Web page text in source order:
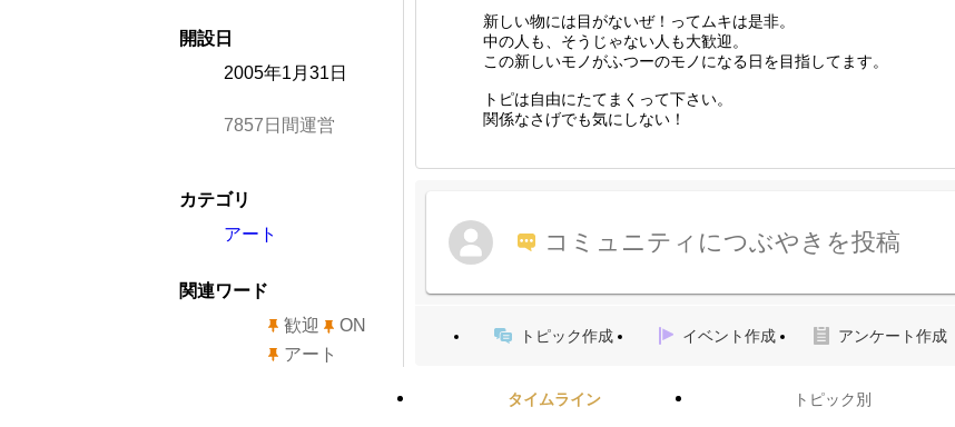
新しい物には目がないぜ！ってムキは是非。
中の人も、そうじゃない人も大歓迎。
この新しいモノがふつーのモノになる日を目指してます。
トピは自由にたてまくって下さい。
関係なさげでも気にしない！
コミュニティにつぶやきを投稿
トピック作成 イベント作成 アンケート作成
タイムライン トピック別
開設日
2005年1月31日
7857日間運営
カテゴリ
アート
関連ワード
歓迎
ON
アート